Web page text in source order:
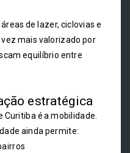
de lazer, ciclovias e
mais valorizado por
equilíbrio entre
estratégica
Curitiba é a mobilidade.
ainda permite: